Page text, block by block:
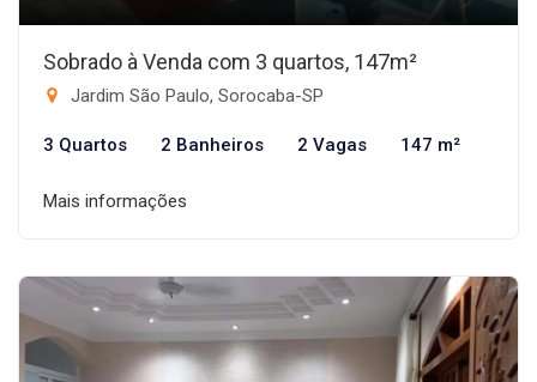
Sobrado à Venda com 3 quartos, 147m²
Jardim São Paulo, Sorocaba-SP
3 Quartos 2 Banheiros 2 Vagas 147 m²
Mais informações